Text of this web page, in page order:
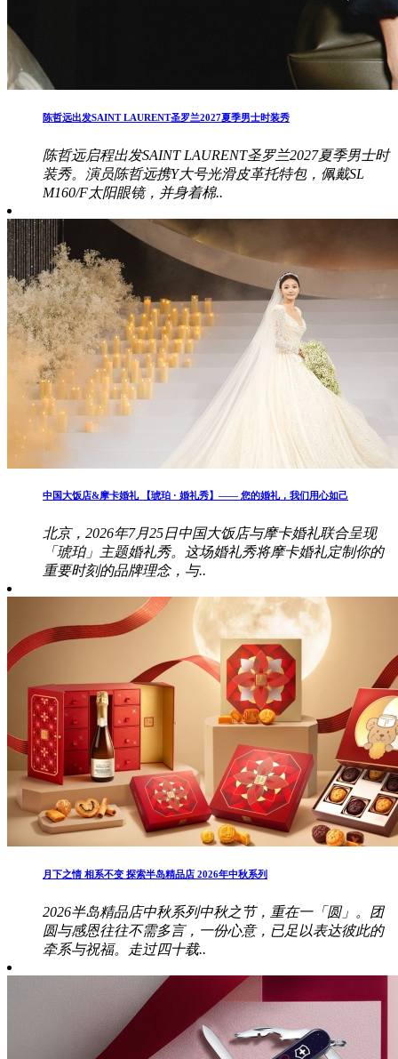
陈哲远出发SAINT LAURENT圣罗兰2027夏季男士时装秀
陈哲远启程出发SAINT LAURENT圣罗兰2027夏季男士时
装秀。演员陈哲远携Y大号光滑皮革托特包，佩戴SL
M160/F太阳眼镜，并身着棉..
中国大饭店&摩卡婚礼 【琥珀 · 婚礼秀】—— 您的婚礼，我们用心如己
北京，2026年7月25日中国大饭店与摩卡婚礼联合呈现
「琥珀」主题婚礼秀。这场婚礼秀将摩卡婚礼定制你的
重要时刻的品牌理念，与..
月下之情 相系不变 探索半岛精品店 2026年中秋系列
2026半岛精品店中秋系列中秋之节，重在一「圆」。团
圆与感恩往往不需多言，一份心意，已足以表达彼此的
牵系与祝福。走过四十载..